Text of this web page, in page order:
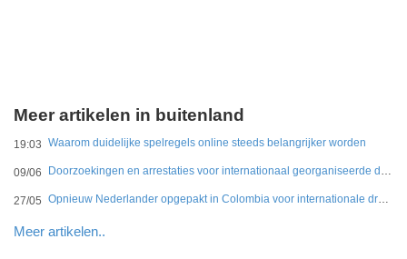
Meer artikelen in buitenland
19:03 Waarom duidelijke spelregels online steeds belangrijker worden
09/06 Doorzoekingen en arrestaties voor internationaal georganiseerde drugshandel in Duitsland en Nederland
27/05 Opnieuw Nederlander opgepakt in Colombia voor internationale drugshandel
Meer artikelen..